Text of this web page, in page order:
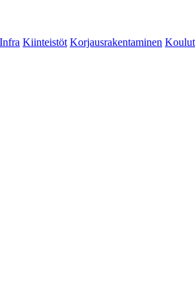
Infra Kiinteistöt Korjausrakentaminen